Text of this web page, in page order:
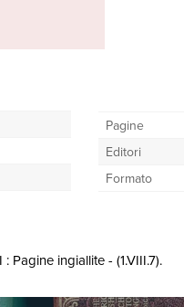
Pagine
Editori
Formato
Pagine ingiallite - (1.VIII.7).